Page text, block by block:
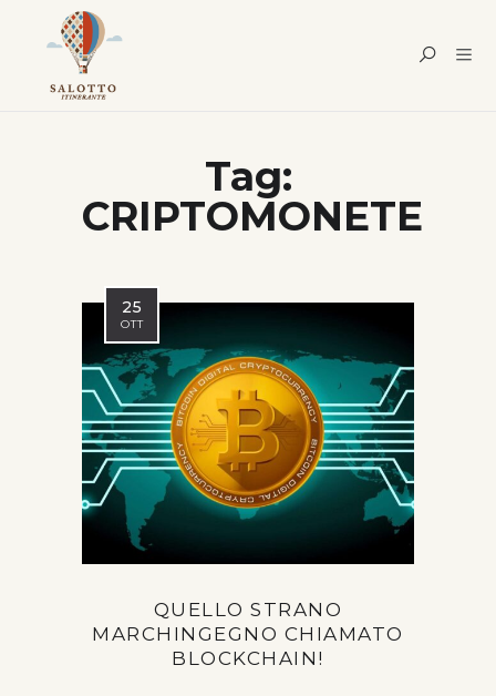
Tag:
CRIPTOMONETE
25
OTT
QUELLO STRANO
MARCHINGEGNO CHIAMATO
BLOCKCHAIN!